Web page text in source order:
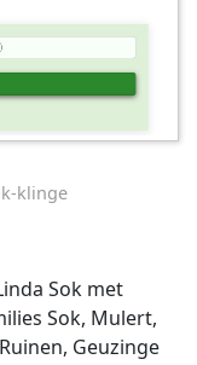
klinge
Sok met
Sok, Mulert,
Geuzinge